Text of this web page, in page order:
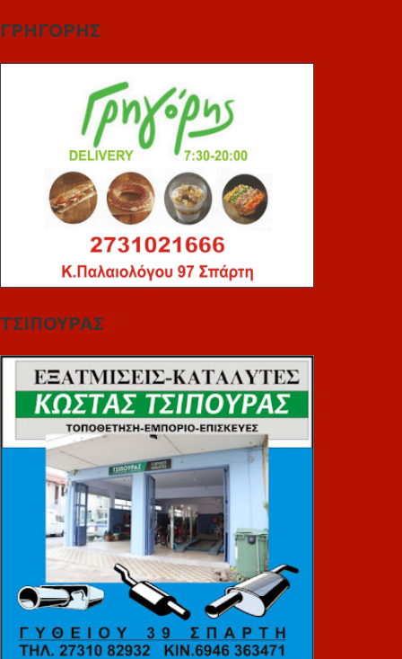
ΓΡΗΓΟΡΗΣ
ΤΣΙΠΟΥΡΑΣ